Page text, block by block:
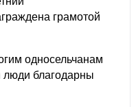
грамотой
односельчанам
благодарны